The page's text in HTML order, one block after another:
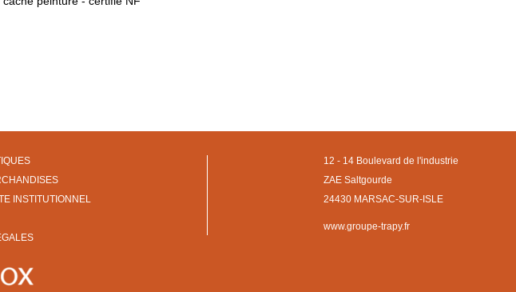
INSTITUTIONNEL
12 - 14 Boulevard de l'industrie
ZAE Saltgourde
24430 MARSAC-SUR-ISLE
www.groupe-trapy.fr